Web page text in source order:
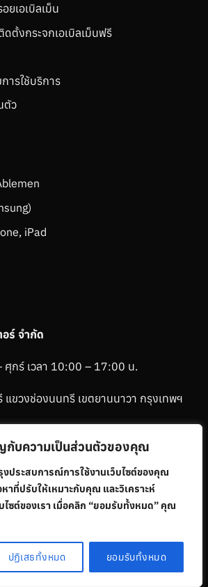
กับความเป็นส่วนตัวของคุณ
งประสบการณ์การใช้งานเว็บไซต์ของคุณ
าที่ปรับให้เหมาะกับคุณ และวิเคราะห์
ไซต์ของเรา เมื่อคลิก “ยอมรับทั้งหมด” คุณ
ปฏิเสธทั้งหมด ยอมรับทั้งหมด
ยเอเบิลเม็น
ตั้งกระจกเอเบิลเม็นฟรี
ารใช้บริการ
ตัว
iPad
ร์ จำกัด
ศุกร์ เวลา 10:00 – 17:00 น.
ขวงช่องนนทรี เขตยานนาวา กรุงเทพฯ
Visa MasterCardCredit
Card
©ABLEMEN All Rights Reserved.